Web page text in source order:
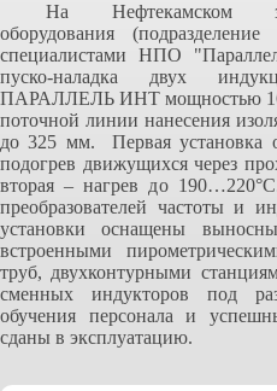
На Нефтекамском
оборудования
специалистами НПО
пуско-наладка двух
ПАРАЛЛЕЛЬ ИНТ мощностью
поточной линии нанесения
до 325 мм.
Первая установка
подогрев движущихся через
вторая – нагрев до 190…220°С
преобразователей частоты и
установки оснащены
встроенными
труб, двухконтурными
сменных индукторов под
обучения персонала и
сданы в эксплуатацию.